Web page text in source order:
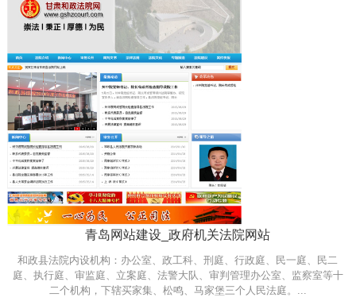
页
设
计
青岛网站建设_政府机关法院网站
和政县法院内设机构：办公室、政工科、刑庭、行政庭、民一庭、民二
庭、执行庭、审监庭、立案庭、法警大队、审判管理办公室、监察室等十
二个机构，下辖买家集、松鸣、马家堡三个人民法庭。...